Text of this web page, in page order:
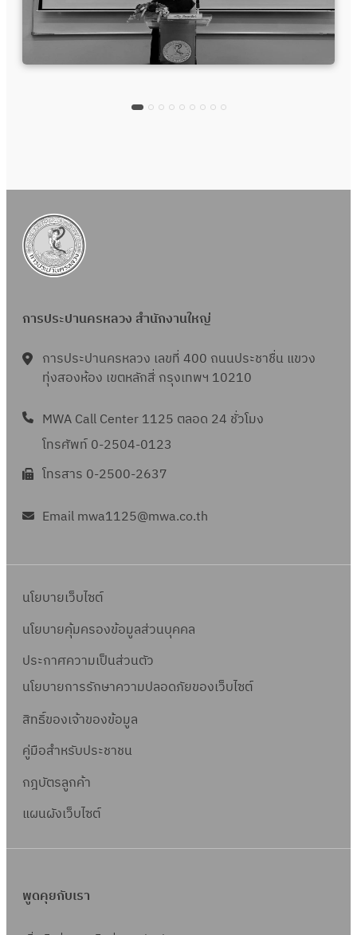
การประปานครหลวง สำนักงานใหญ่
การประปานครหลวง เลขที่ 400 ถนนประชาชื่น แขวง
ทุ่งสองห้อง เขตหลักสี่ กรุงเทพฯ 10210
MWA Call Center 1125 ตลอด 24 ชั่วโมง
โทรศัพท์ 0-2504-0123
โทรสาร 0-2500-2637
Email mwa1125@mwa.co.th
นโยบายเว็บไซต์
นโยบายคุ้มครองข้อมูลส่วนบุคคล
ประกาศความเป็นส่วนตัว
นโยบายการรักษาความปลอดภัยของเว็บไซต์
สิทธิ์ของเจ้าของข้อมูล
คู่มือสำหรับประชาชน
กฎบัตรลูกค้า
แผนผังเว็บไซต์
พูดคุยกับเรา